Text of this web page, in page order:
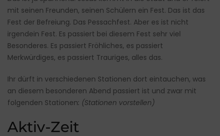
mit seinen Freunden, seinen Schülern ein Fest. Das ist das
Fest der Befreiung. Das Pessachfest. Aber es ist nicht
irgendein Fest. Es passiert bei diesem Fest sehr viel
Besonderes. Es passiert Fröhliches, es passiert
Merkwürdiges, es passiert Trauriges, alles das.
Ihr dürft in verschiedenen Stationen dort eintauchen, was
an diesem besonderen Abend passiert ist und zwar mit
folgenden Stationen: (Stationen vorstellen)
Aktiv-Zeit